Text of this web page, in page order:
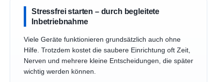
Stressfrei starten – durch begleitete
Inbetriebnahme
Viele Geräte funktionieren grundsätzlich auch ohne
Hilfe. Trotzdem kostet die saubere Einrichtung oft Zeit,
Nerven und mehrere kleine Entscheidungen, die später
wichtig werden können.